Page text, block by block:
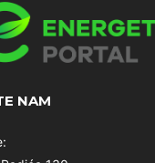
NAM